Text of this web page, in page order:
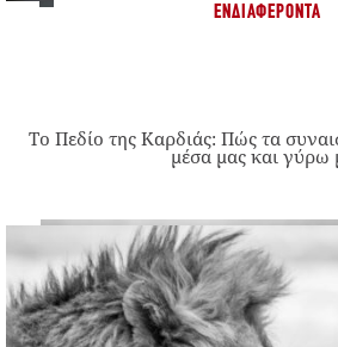
ΕΝΔΙΑΦΈΡΟΝΤΑ
Το Πεδίο της Καρδιάς: Πώς τα
μέσα μας και γύρω